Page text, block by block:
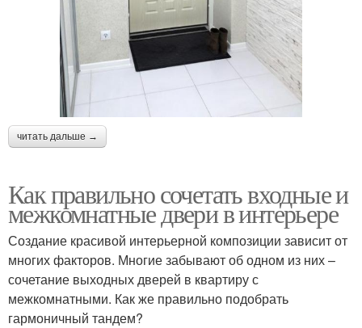
читать дальше →
Как правильно сочетать входные и
межкомнатные двери в интерьере
Создание красивой интерьерной композиции зависит от
многих факторов. Многие забывают об одном из них –
сочетание выходных дверей в квартиру с
межкомнатными. Как же правильно подобрать
гармоничный тандем?